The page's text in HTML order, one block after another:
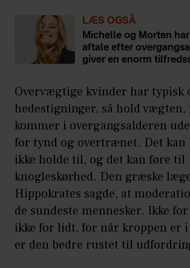
LÆS OGSÅ
Michelle og Morten
aftale efter
giver en enorm
Overvægtige kvinder har typisk
hedestigninger, så hold vægten,
kommer i overgangsalderen
for tynd og overtrænet. Det kan
ikke holde til, og det kan føre til
knogleskørhed. Den græske
Hippokrates sagde, at
de sundeste mennesker. Ikke
ikke for lidt, for når kroppen er i
er den bedre rustet til